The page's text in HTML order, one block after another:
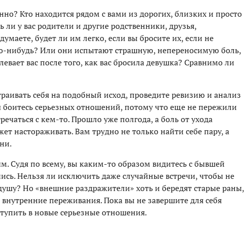
Кто находится рядом с вами из дорогих, близких и просто
у вас родители и другие родственники, друзья,
будет ли им легко, если вы бросите их, если не
нибудь? Или они испытают страшную, непереносимую боль,
вас после того, как вас бросила девушка? Сравнимо ли
себя на подобный исход, проведите ревизию и анализ
серьезных отношений, потому что еще не пережили
с кем-то. Прошло уже полгода, а боль от ухода
настораживать. Вам трудно не только найти себе пару, а
Судя по всему, вы каким-то образом видитесь с бывшей
Нельзя ли исключить даже случайные встречи, чтобы не
Но «внешние раздражители» хоть и бередят старые раны,
переживания. Пока вы не завершите для себя
в новые серьезные отношения.